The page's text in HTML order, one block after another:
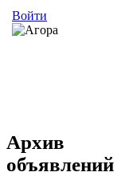
Войти
Архив
объявлений